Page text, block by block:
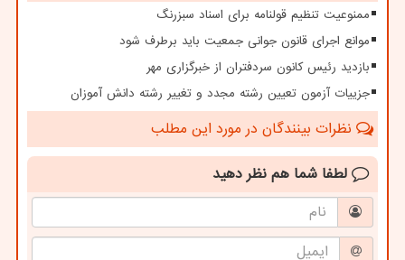
ممنوعیت تنظیم قولنامه برای اسناد سبزرنگ
موانع اجرای قانون جوانی جمعیت باید برطرف شود
بازدید رئیس کانون سردفتران از خبرگزاری مهر
جزییات آزمون تعیین رشته مجدد و تغییر رشته دانش آموزان
نظرات بینندگان در مورد این مطلب
لطفا شما هم نظر دهید